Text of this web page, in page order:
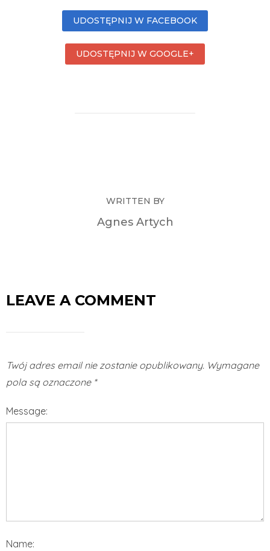
UDOSTĘPNIJ W FACEBOOK
UDOSTĘPNIJ W GOOGLE+
WRITTEN BY
Agnes Artych
LEAVE A COMMENT
Twój adres email nie zostanie opublikowany. Wymagane
pola są oznaczone *
Message:
Name: